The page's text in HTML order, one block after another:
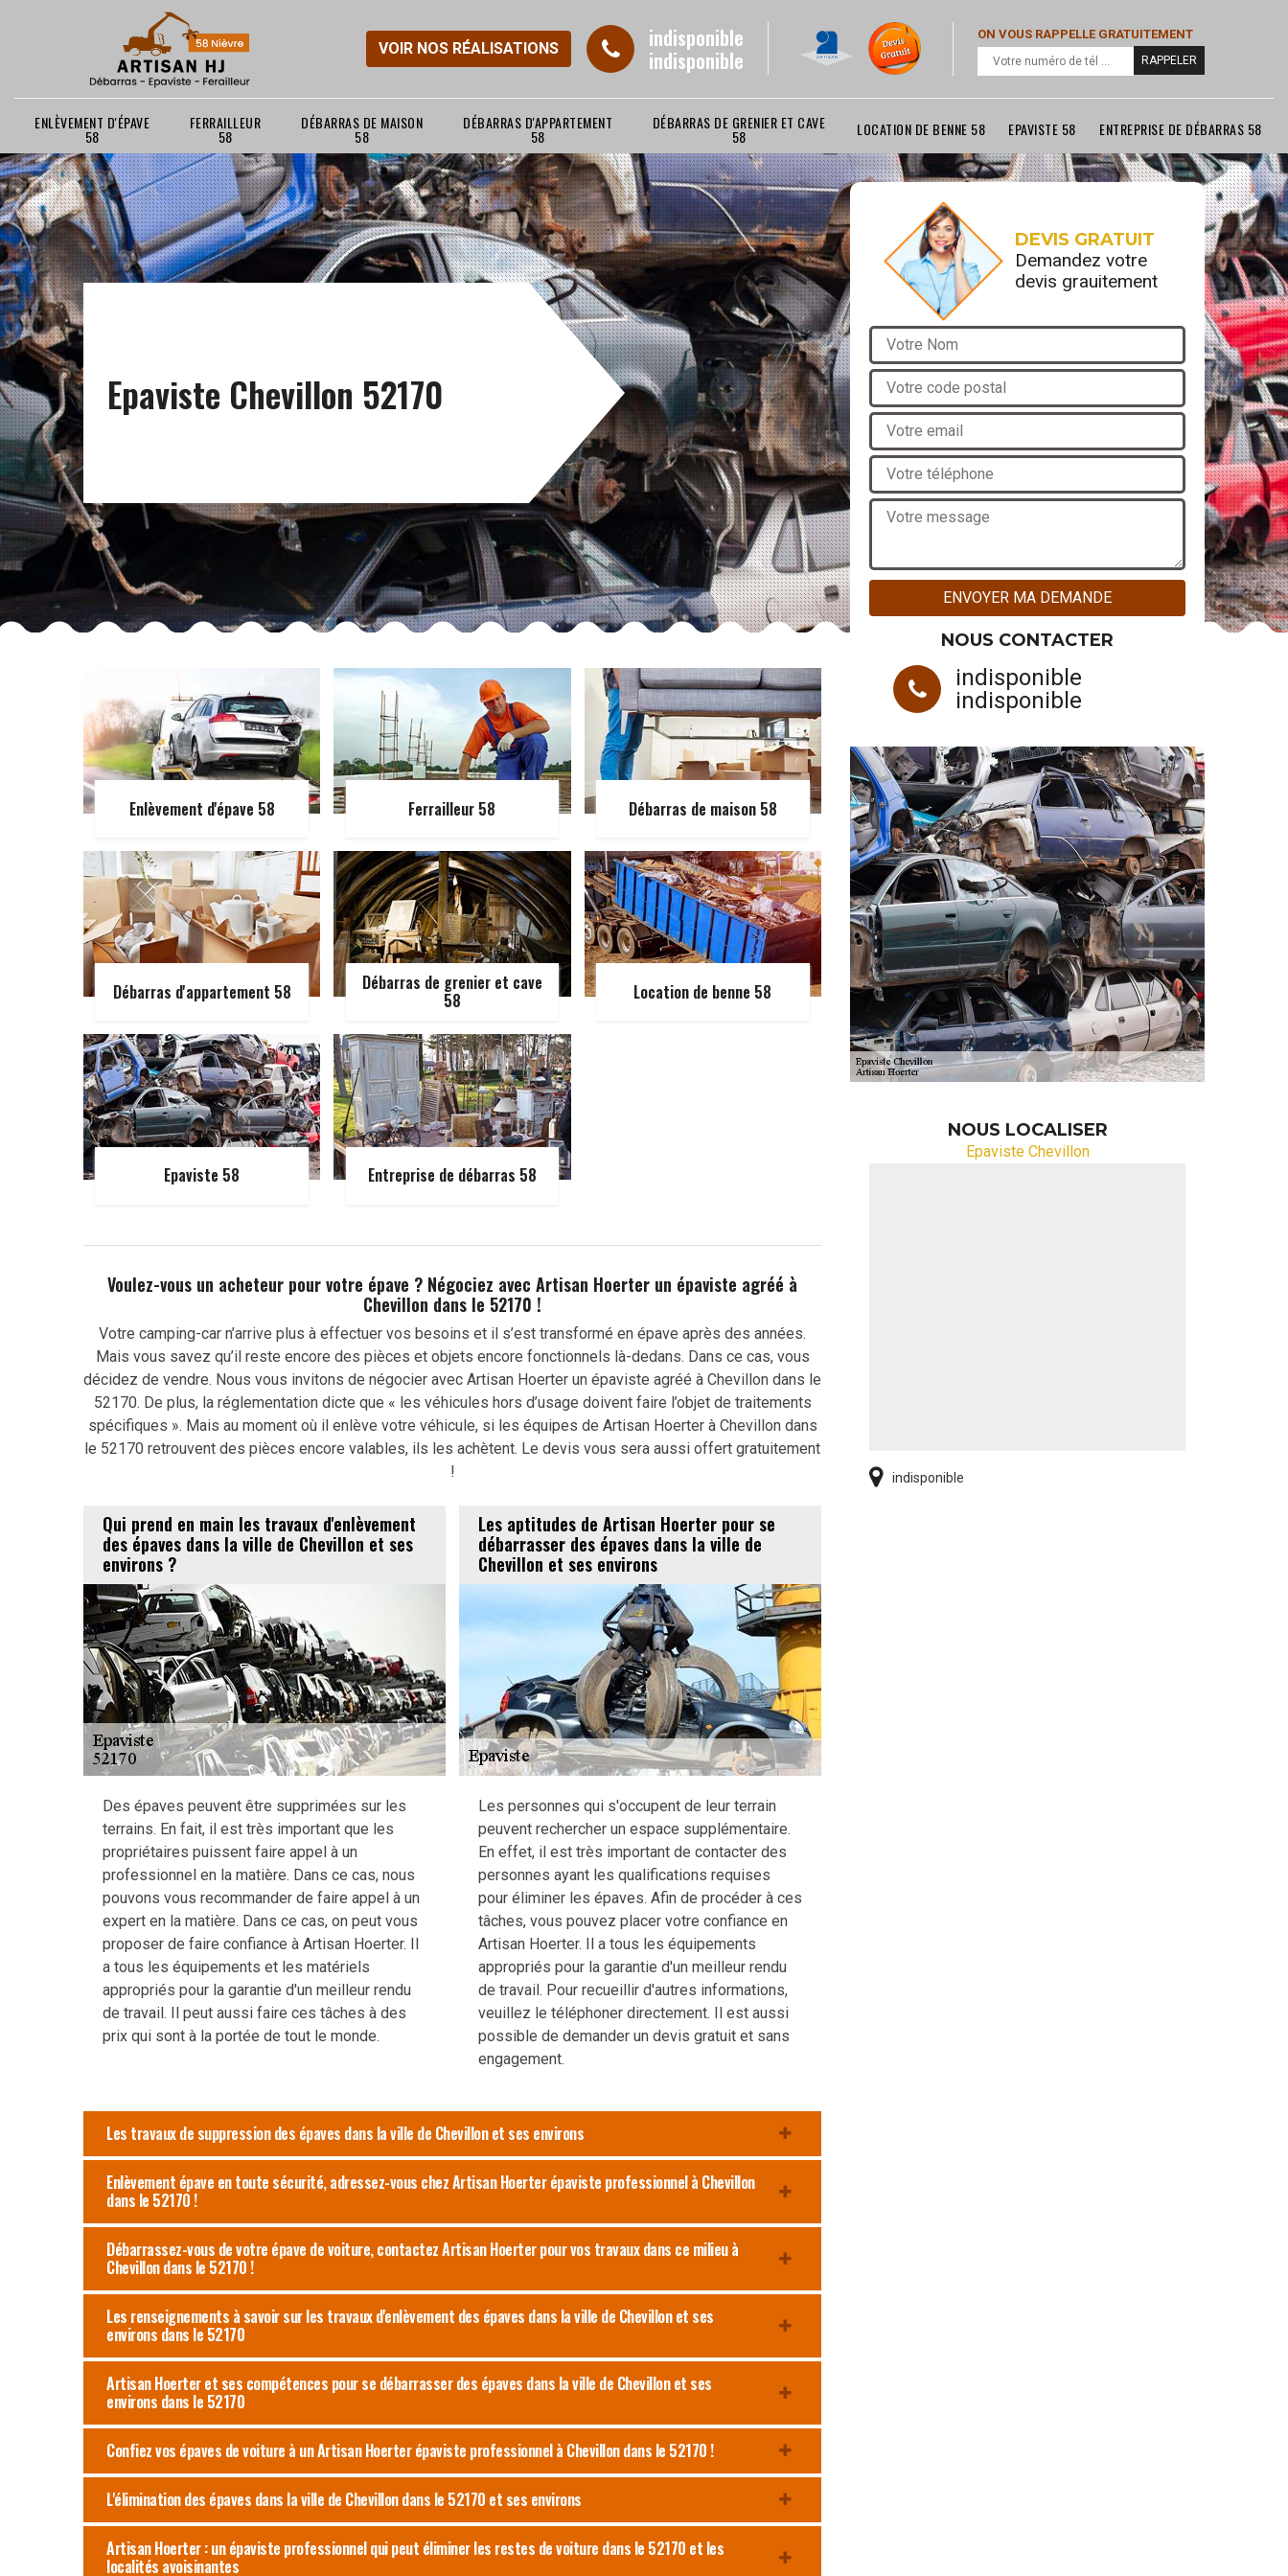
VOIR NOS RÉALISATIONS
indisponible
indisponible
ON VOUS RAPPELLE GRATUITEMENT
ENLÈVEMENT D'ÉPAVE
58
FERRAILLEUR
58
DÉBARRAS DE MAISON
58
DÉBARRAS D'APPARTEMENT
58
DÉBARRAS DE GRENIER ET CAVE
58 LOCATION DE BENNE 58 EPAVISTE 58 ENTREPRISE DE DÉBARRAS 58
Epaviste Chevillon 52170
Enlèvement d'épave 58 Ferrailleur 58 Débarras de maison 58
Débarras d'appartement 58 Débarras de grenier et cave
58 Location de benne 58
Epaviste 58 Entreprise de débarras 58
Voulez-vous un acheteur pour votre épave ? Négociez avec Artisan Hoerter un épaviste agréé à
Chevillon dans le 52170 !
Votre camping-car n’arrive plus à effectuer vos besoins et il s’est transformé en épave après des années.
Mais vous savez qu’il reste encore des pièces et objets encore fonctionnels là-dedans. Dans ce cas, vous
décidez de vendre. Nous vous invitons de négocier avec Artisan Hoerter un épaviste agréé à Chevillon dans le
52170. De plus, la réglementation dicte que « les véhicules hors d’usage doivent faire l’objet de traitements
spécifiques ». Mais au moment où il enlève votre véhicule, si les équipes de Artisan Hoerter à Chevillon dans
le 52170 retrouvent des pièces encore valables, ils les achètent. Le devis vous sera aussi offert gratuitement
!
Qui prend en main les travaux d'enlèvement
des épaves dans la ville de Chevillon et ses
environs ?
Des épaves peuvent être supprimées sur les
terrains. En fait, il est très important que les
propriétaires puissent faire appel à un
professionnel en la matière. Dans ce cas, nous
pouvons vous recommander de faire appel à un
expert en la matière. Dans ce cas, on peut vous
proposer de faire confiance à Artisan Hoerter. Il
a tous les équipements et les matériels
appropriés pour la garantie d'un meilleur rendu
de travail. Il peut aussi faire ces tâches à des
prix qui sont à la portée de tout le monde.
Les aptitudes de Artisan Hoerter pour se
débarrasser des épaves dans la ville de
Chevillon et ses environs
Les personnes qui s'occupent de leur terrain
peuvent rechercher un espace supplémentaire.
En effet, il est très important de contacter des
personnes ayant les qualifications requises
pour éliminer les épaves. Afin de procéder à ces
tâches, vous pouvez placer votre confiance en
Artisan Hoerter. Il a tous les équipements
appropriés pour la garantie d'un meilleur rendu
de travail. Pour recueillir d'autres informations,
veuillez le téléphoner directement. Il est aussi
possible de demander un devis gratuit et sans
engagement.
Les travaux de suppression des épaves dans la ville de Chevillon et ses environs
Enlèvement épave en toute sécurité, adressez-vous chez Artisan Hoerter épaviste professionnel à Chevillon
dans le 52170 !
Débarrassez-vous de votre épave de voiture, contactez Artisan Hoerter pour vos travaux dans ce milieu à
Chevillon dans le 52170 !
Les renseignements à savoir sur les travaux d'enlèvement des épaves dans la ville de Chevillon et ses
environs dans le 52170
Artisan Hoerter et ses compétences pour se débarrasser des épaves dans la ville de Chevillon et ses
environs dans le 52170
Confiez vos épaves de voiture à un Artisan Hoerter épaviste professionnel à Chevillon dans le 52170 !
L'élimination des épaves dans la ville de Chevillon dans le 52170 et ses environs
Artisan Hoerter : un épaviste professionnel qui peut éliminer les restes de voiture dans le 52170 et les
localités avoisinantes
DEVIS GRATUIT
Demandez votre
devis grauitement
NOUS CONTACTER
indisponible
indisponible
NOUS LOCALISER
Epaviste Chevillon
indisponible